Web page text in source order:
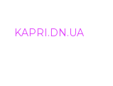
KAPRI.DN.UA